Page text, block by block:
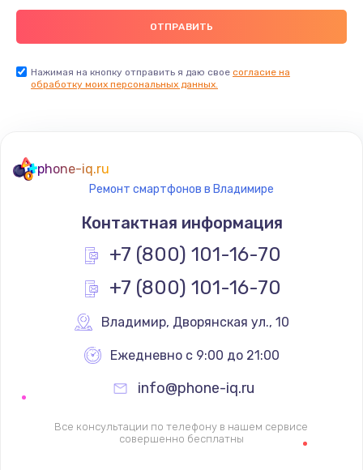
2600 руб.
Замена видеочипа
Ремонт разъема питания
745 руб.
Заказать
Замена видеокарты
1600 руб.
Заказать
Ремонт цепей питания
2500 руб.
Нажимая на кнопку отправить я даю свое согласие на
обработку моих персональных данных.
phone-iq.ru
Ремонт смартфонов в Владимире
Контактная информация
+7 (800) 101-16-70
+7 (800) 101-16-70
Владимир, Дворянская ул., 10
Ежедневно с 9:00 до 21:00
info@phone-iq.ru
Все консультации по телефону в нашем сервисе
совершенно бесплатны